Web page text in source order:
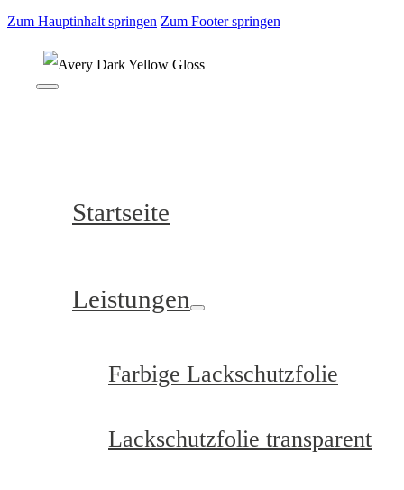
Zum Hauptinhalt springen Zum Footer springen
Startseite
Leistungen
Farbige Lackschutzfolie
Lackschutzfolie transparent